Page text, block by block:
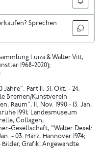
Sprechen
Luiza & Walter Vitt,
1968-2020);
Part II, 31. Okt. - 24.
Bremen/Kunstverein
Raum", 11. Nov. 1990 - 13. Jan.
1991
Landesmuseum
Collagen,
Gesellschaft, "Walter Dexel:
- 03. März, Hannover 1974
Grafik, Angewandte